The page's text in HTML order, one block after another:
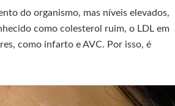
do organismo, mas níveis elevados,
como colesterol ruim, o LDL em
como infarto e AVC. Por isso, é